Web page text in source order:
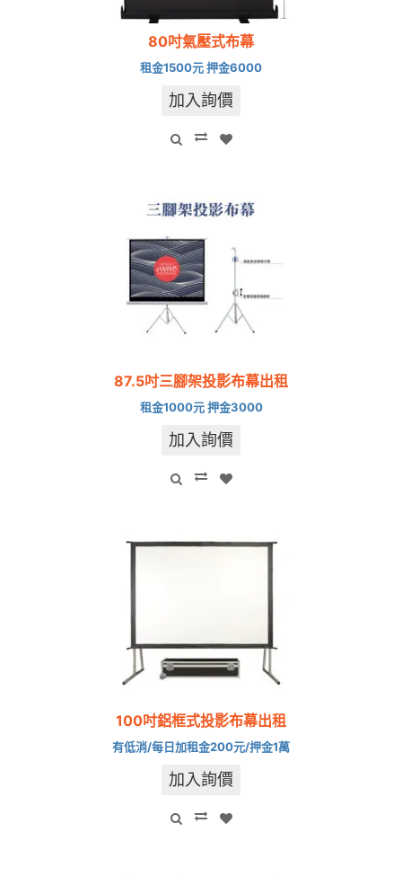
80吋氣壓式布幕
租金1500元 押金6000
加入詢價
87.5吋三腳架投影布幕出租
租金1000元 押金3000
加入詢價
100吋鋁框式投影布幕出租
有低消/每日加租金200元/押金1萬
加入詢價